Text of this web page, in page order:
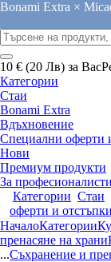
Bonami Extra ×
10 € (20 Лв) за Вас
Категории
Стаи
Bonami Extra
Вдъхновение
Специални оферти
Нови
Премиум продукти
За професионалисти
Категории Стаи
оферти и отстъпки
НачалоКатегории
пренасяне на храни
...Съхранение и